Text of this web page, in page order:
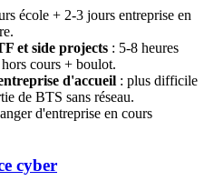
école + 2-3 jours entreprise en
et side projects : 5-8 heures
cours + boulot.
d'accueil : plus difficile
de BTS sans réseau.
d'entreprise en cours
cyber